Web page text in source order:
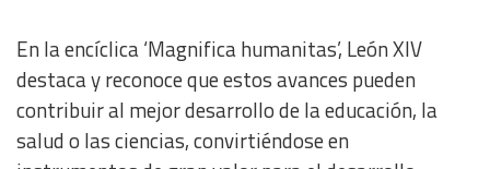
En la encíclica ‘Magnifica humanitas’, León XIV
destaca y reconoce que estos avances pueden
contribuir al mejor desarrollo de la educación, la
salud o las ciencias, convirtiéndose en